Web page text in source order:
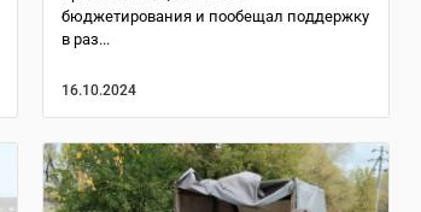
бюджетирования и пообещал поддержку
в раз...
16.10.2024